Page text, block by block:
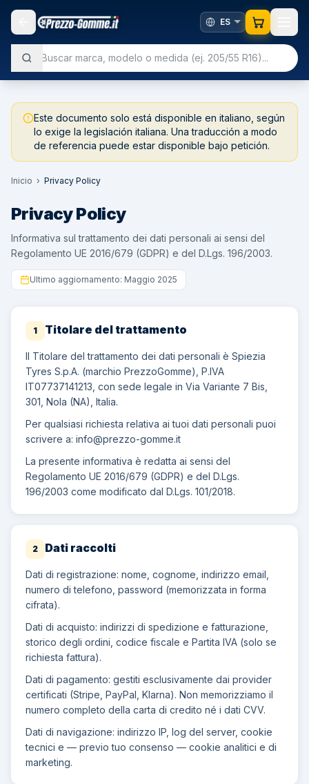
Este documento solo está disponible en italiano, según
lo exige la legislación italiana. Una traducción a modo
de referencia puede estar disponible bajo petición.
Inicio › Privacy Policy
Privacy Policy
Informativa sul trattamento dei dati personali ai sensi del
Regolamento UE 2016/679 (GDPR) e del D.Lgs. 196/2003.
Ultimo aggiornamento: Maggio 2025
1 Titolare del trattamento
Il Titolare del trattamento dei dati personali è Spiezia
Tyres S.p.A. (marchio PrezzoGomme), P.IVA
IT07737141213, con sede legale in Via Variante 7 Bis,
301, Nola (NA), Italia.
Per qualsiasi richiesta relativa ai tuoi dati personali puoi
scrivere a: info@prezzo-gomme.it
La presente informativa è redatta ai sensi del
Regolamento UE 2016/679 (GDPR) e del D.Lgs.
196/2003 come modificato dal D.Lgs. 101/2018.
2 Dati raccolti
Dati di registrazione: nome, cognome, indirizzo email,
numero di telefono, password (memorizzata in forma
cifrata).
Dati di acquisto: indirizzi di spedizione e fatturazione,
storico degli ordini, codice fiscale e Partita IVA (solo se
richiesta fattura).
Dati di pagamento: gestiti esclusivamente dai provider
certificati (Stripe, PayPal, Klarna). Non memorizziamo il
numero completo della carta di credito né i dati CVV.
Dati di navigazione: indirizzo IP, log del server, cookie
tecnici e — previo tuo consenso — cookie analitici e di
marketing.